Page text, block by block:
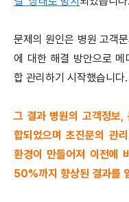
문제의 원인은 병원 고객
에 대한 해결 방안으로 메
합 관리하기 시작했습니다.
그 결과 병원의 고객정보
합되었으며 초진문의 관
환경이 만들어져 이전에
50%까지 향상된 결과를